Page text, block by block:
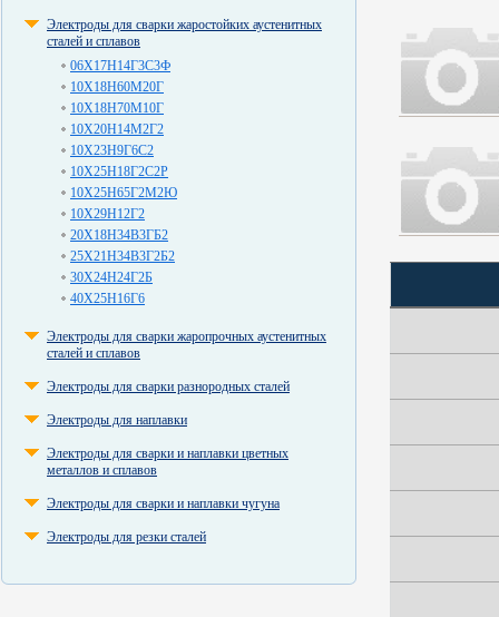
Электроды для сварки жаростойких аустенитных
сталей и сплавов
06Х17Н14Г3С3Ф
10Х18Н60М20Г
10Х18Н70М10Г
10Х20Н14М2Г2
10Х23Н9Г6С2
10Х25Н18Г2С2Р
10Х25Н65Г2М2Ю
10Х29Н12Г2
20Х18Н34В3ГБ2
25Х21Н34В3Г2Б2
30Х24Н24Г2Б
40Х25Н16Г6
Электроды для сварки жаропрочных аустенитных
сталей и сплавов
Электроды для сварки разнородных сталей
Электроды для наплавки
Электроды для сварки и наплавки цветных
металлов и сплавов
Электроды для сварки и наплавки чугуна
Электроды для резки сталей